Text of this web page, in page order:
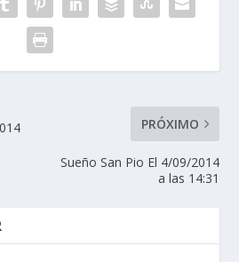
PRÓXIMO
Sueño San Pio El 4/09/2014
a las 14:31